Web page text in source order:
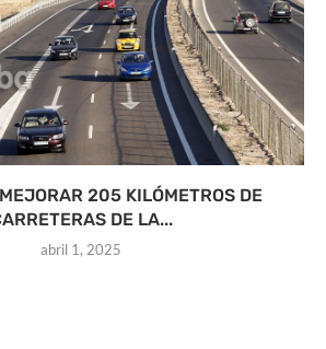
205 KILÓMETROS DE
DE LA...
abril 1, 2025